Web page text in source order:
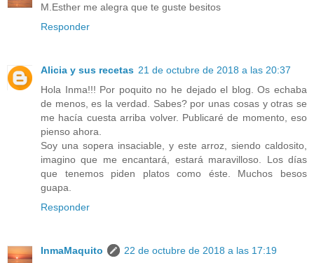
M.Esther me alegra que te guste besitos
Responder
Alicia y sus recetas 21 de octubre de 2018 a las 20:37
Hola Inma!!! Por poquito no he dejado el blog. Os echaba
de menos, es la verdad. Sabes? por unas cosas y otras se
me hacía cuesta arriba volver. Publicaré de momento, eso
pienso ahora.
Soy una sopera insaciable, y este arroz, siendo caldosito,
imagino que me encantará, estará maravilloso. Los días
que tenemos piden platos como éste. Muchos besos
guapa.
Responder
InmaMaquito
22 de octubre de 2018 a las 17:19